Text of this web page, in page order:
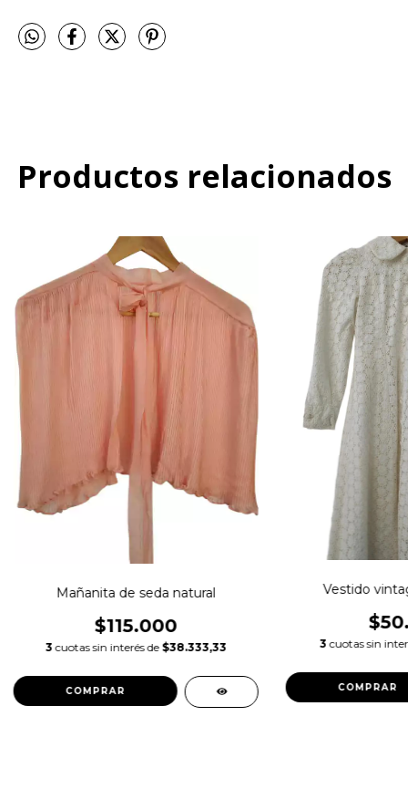
Productos relacionados
Mañanita de seda natural
$115.000
3 cuotas sin interés de $38.333,33
Vestido
3 cuotas sin
COMPRAR